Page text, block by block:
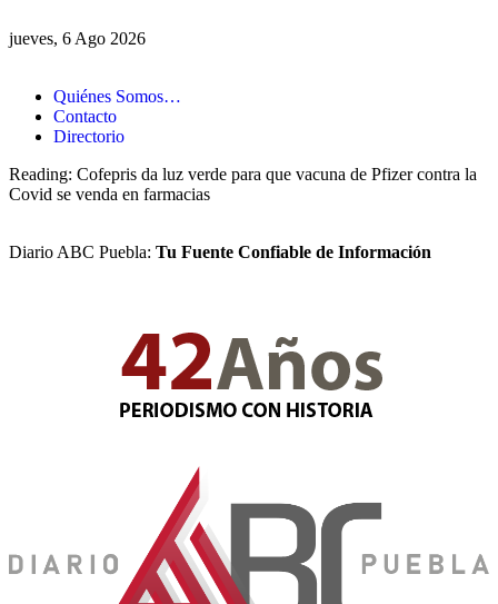
jueves, 6 Ago 2026
Quiénes Somos…
Contacto
Directorio
Reading: Cofepris da luz verde para que vacuna de Pfizer contra la
Covid se venda en farmacias
Diario ABC Puebla: Tu Fuente Confiable de Información